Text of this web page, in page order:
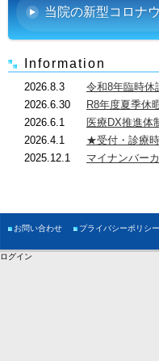
当院の新型コロナ
Information
2026.8.3
令和8年臨時休
2026.6.30
R8年度夏季休
2026.6.1
医療DX推進体
2026.4.1
★受付・診療
2025.12.1
マイナンバー
お問い合わせ プライバシーポリシー
ログイン